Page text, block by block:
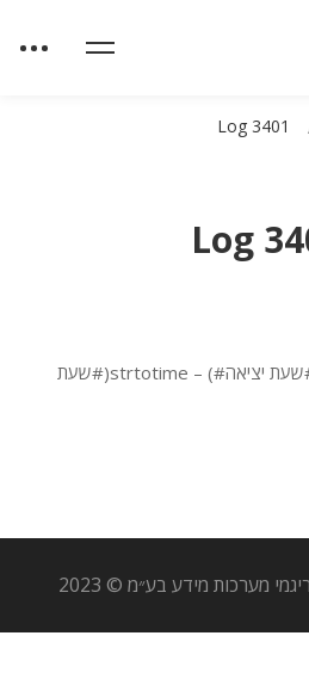
Log
Log 3401
return round((strtotime(#שעת יציאה#) – strtotime(#שעת
מערכות מידע בע״מ © 2023